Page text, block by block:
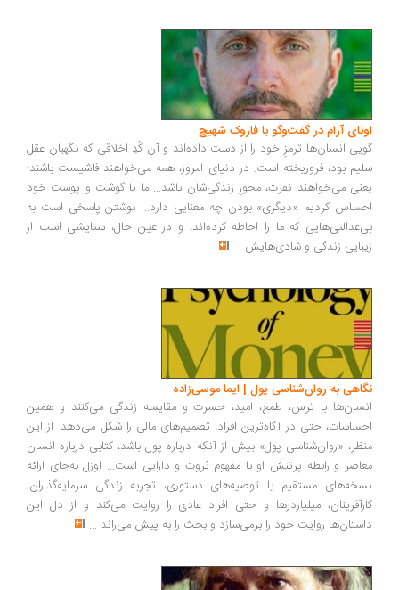
آرام در گفت‌وگو با فاروک شهیچ‭
انسان‌ها ترمزِ خود را از دست داده‌اند و آن کُدِ اخلاقی که نگهبان عقل
بود، فروریخته است. در دنیای امروز، همه می‌خواهند فاشیست باشند؛
می‌خواهند نفرت، محورِ زندگی‌شان باشد... ما با گوشت و پوست خود
کردیم «دیگری» بودن چه معنایی دارد... نوشتن پاسخی است به
که ما را احاطه کرده‌اند، و در عین حال، ستایشی است از
زندگی و شادی‌هایش...
به روان‌شناسی پول | ایما موسی‌زاده
با ترس، طمع، امید، حسرت و مقایسه زندگی می‌کنند و همین
حتی در آگاه‌ترین افراد، تصمیم‌های مالی را شکل می‌دهد. از این
«روان‌شناسی پول» بیش از آنکه درباره پول باشد، کتابی درباره انسان
و رابطه پرتنش او با مفهوم ثروت و دارایی است... اوزل به‌جای ارائه
مستقیم یا توصیه‌های دستوری، تجربه زندگی سرمایه‌گذاران،
میلیاردرها و حتی افراد عادی را روایت می‌کند و از دل این
روایت خود را برمی‌سازد و بحث را به پیش می‌راند ...